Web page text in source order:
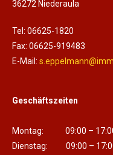
36272 Niederaula
Tel: 06625-1820
Fax: 06625-919483
E-Mail:
Geschäftszeiten
Montag: 09:00 –
Dienstag: 09:00 –